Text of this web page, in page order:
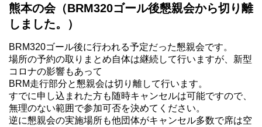
熊本の会（BRM320ゴール後懇親会から切り離
しました。）
BRM320ゴール後に行われる予定だった懇親会です。
場所の予約の取りまとめ自体は継続して行いますが、新型
コロナの影響もあって
BRM走行部分と懇親会は切り離して行います。
すでに申し込まれた方も随時キャンセルは可能ですので、
無理のない範囲で参加可否を決めてください。
逆に懇親会の実施場所も他団体がキャンセル多数で席は空